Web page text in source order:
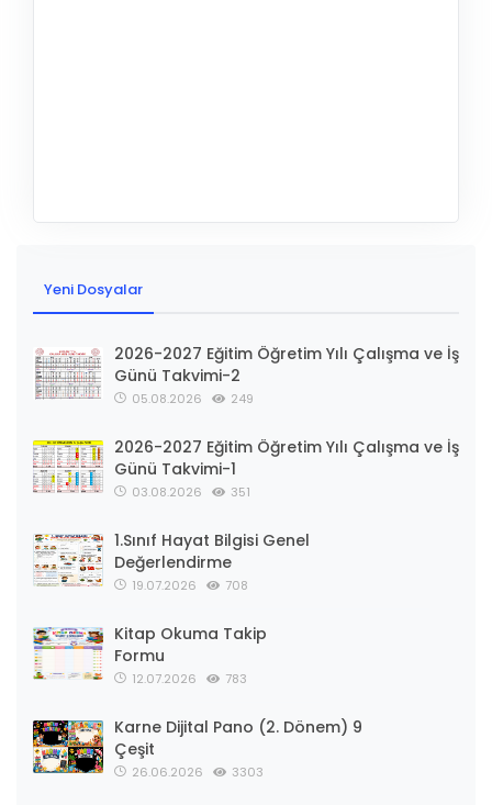
Yeni Dosyalar
2026-2027 Eğitim Öğretim Yılı Çalışma ve İş
Günü Takvimi-2
05.08.2026 249
2026-2027 Eğitim Öğretim Yılı Çalışma ve İş
Günü Takvimi-1
03.08.2026 351
1.Sınıf Hayat Bilgisi Genel
Değerlendirme
19.07.2026 708
Kitap Okuma Takip
Formu
12.07.2026 783
Karne Dijital Pano (2. Dönem) 9
Çeşit
26.06.2026 3303